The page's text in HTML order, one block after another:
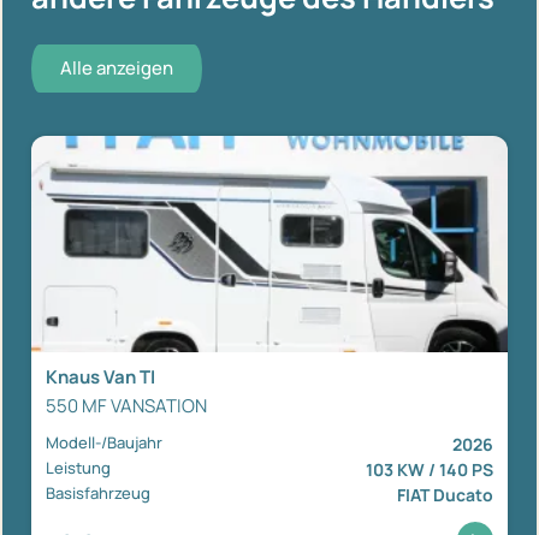
Alle anzeigen
Knaus Van TI
550 MF VANSATION
Modell-/Baujahr 2026
Leistung 103 KW / 140 PS
Basisfahrzeug FIAT Ducato